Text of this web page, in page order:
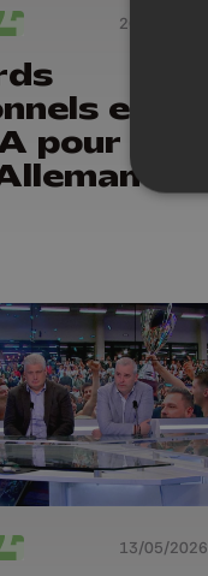
26/06/2026
en
pour
13/05/2026